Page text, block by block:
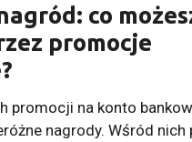
co
promocje
promocji na konto
nagrody. Wśród nich